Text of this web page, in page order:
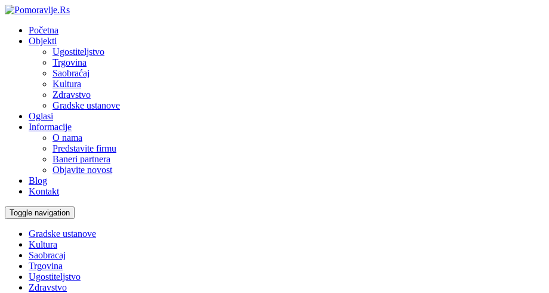
Početna
Objekti
Ugostiteljstvo
Trgovina
Saobraćaj
Kultura
Zdravstvo
Gradske ustanove
Oglasi
Informacije
O nama
Predstavite firmu
Baneri partnera
Objavite novost
Blog
Kontakt
Toggle navigation
Gradske ustanove
Kultura
Saobracaj
Trgovina
Ugostiteljstvo
Zdravstvo